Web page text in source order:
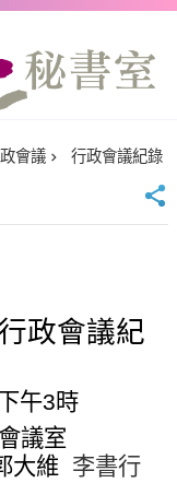
會議 行政會議紀錄
政會議紀
午3時
會議室
大維 李書行